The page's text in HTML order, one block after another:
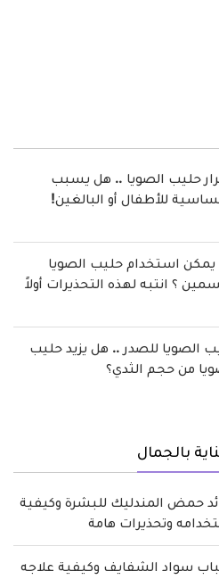
حليب الصويا .. هل يسبب
للأطفال أو البالغين!
استخدام حليب الصويا
؟ انتبه لهذه التحذيرات أولاً
الصويا للصدر .. هل يزيد حليب
من حجم الثدي؟
بالجمال
حمض المندليك للبشرة وكيفية
وتحذيرات هامة
سواد الشفايف وكيفية علاجه